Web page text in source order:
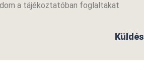
a tájékoztatóban foglaltakat
Küldés